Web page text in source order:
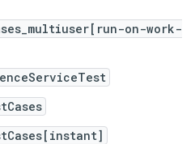
on-work-